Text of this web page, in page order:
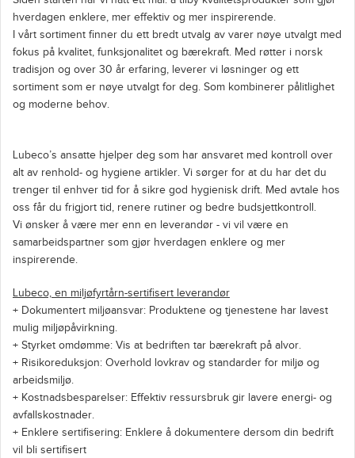
hverdagen enklere, mer effektiv og mer inspirerende.
I vårt sortiment finner du ett bredt utvalg av varer nøye utvalgt med
fokus på kvalitet, funksjonalitet og bærekraft. Med røtter i norsk
tradisjon og over 30 år erfaring, leverer vi løsninger og ett
sortiment som er nøye utvalgt for deg. Som kombinerer pålitlighet
og moderne behov.
Lubeco’s ansatte hjelper deg som har ansvaret med kontroll over
alt av renhold- og hygiene artikler. Vi sørger for at du har det du
trenger til enhver tid for å sikre god hygienisk drift. Med avtale hos
oss får du frigjort tid, renere rutiner og bedre budsjettkontroll.
Vi ønsker å være mer enn en leverandør - vi vil være en
samarbeidspartner som gjør hverdagen enklere og mer
inspirerende.
Lubeco, en miljøfyrtårn-sertifisert leverandør
+ Dokumentert miljøansvar: Produktene og tjenestene har lavest
mulig miljøpåvirkning.
+ Styrket omdømme: Vis at bedriften tar bærekraft på alvor.
+ Risikoreduksjon: Overhold lovkrav og standarder for miljø og
arbeidsmiljø.
+ Kostnadsbesparelser: Effektiv ressursbruk gir lavere energi- og
avfallskostnader.
+ Enklere sertifisering: Enklere å dokumentere dersom din bedrift
vil bli sertifisert